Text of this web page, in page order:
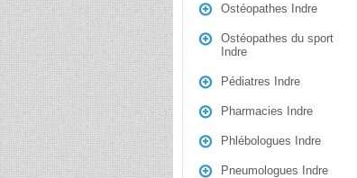
Ostéopathes Indre
Ostéopathes du sport
Indre
Pédiatres Indre
Pharmacies Indre
Phlébologues Indre
Pneumologues Indre